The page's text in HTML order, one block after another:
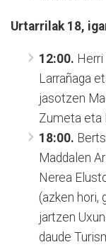
Urtarrilak 18,
12:00.
Larrañaga
jasotzen
Zumeta eta
18:00.
Maddalen
Nerea
(azken hori,
jartzen
daude